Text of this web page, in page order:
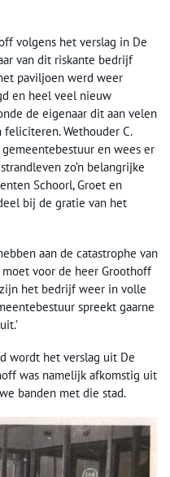
volgens het verslag in De
van dit riskante bedrijf
paviljoen werd weer
en heel veel nieuw
de eigenaar dit aan velen
Wethouder C.
en wees er
zo’n belangrijke
Schoorl, Groet en
bij de gratie van het
aan de catastrophe van
voor de heer Groothoff
het bedrijf weer in volle
spreekt gaarne
wordt het verslag uit De
was namelijk afkomstig uit
banden met die stad.